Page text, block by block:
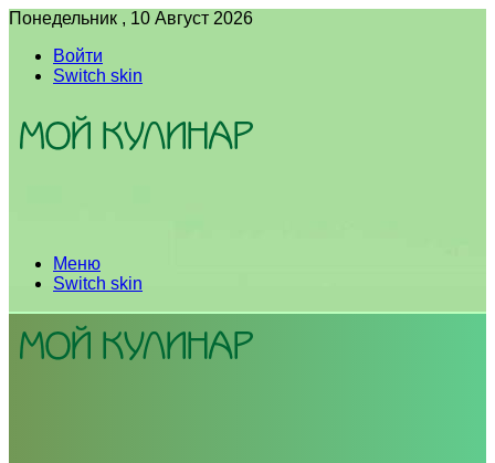
Понедельник , 10 Август 2026
Войти
Switch skin
Меню
Switch skin